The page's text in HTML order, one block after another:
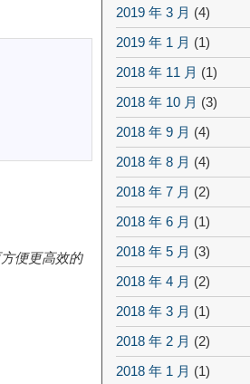
便更高效的
2019 年 3 月 (4)
2019 年 1 月 (1)
2018 年 11 月 (1)
2018 年 10 月 (3)
2018 年 9 月 (4)
2018 年 8 月 (4)
2018 年 7 月 (2)
2018 年 6 月 (1)
2018 年 5 月 (3)
2018 年 4 月 (2)
2018 年 3 月 (1)
2018 年 2 月 (2)
2018 年 1 月 (1)